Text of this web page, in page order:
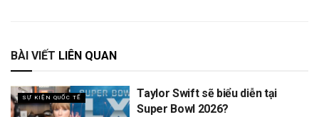
BÀI VIẾT LIÊN QUAN
SỰ KIỆN QUỐC TẾ
Taylor Swift sẽ biểu diễn tại
Super Bowl 2026?